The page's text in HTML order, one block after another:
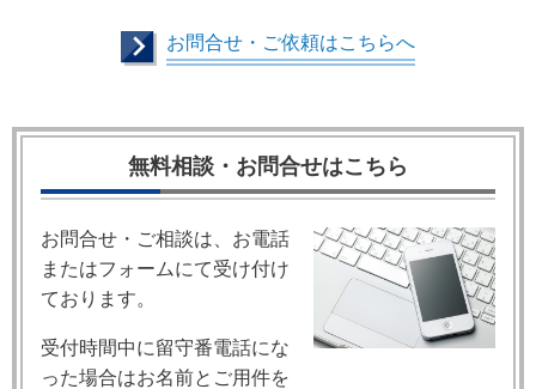
お問合せ・ご依頼はこちらへ
無料相談・お問合せはこちら
お問合せ・ご相談は、お電話
またはフォームにて受け付け
ております。
受付時間中に留守番電話にな
った場合はお名前とご用件を